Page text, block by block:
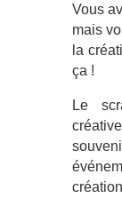
Vous
mais
la
ça !
Le